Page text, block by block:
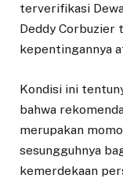
terverifikasi
Deddy Corbuzier
kepentingannya
Kondisi ini
bahwa
merupakan
sesungguhnya
kemerdekaan